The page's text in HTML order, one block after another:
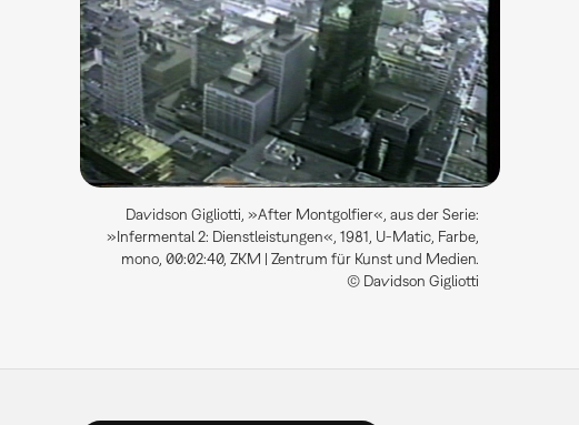
Davidson Gigliotti, »After Montgolfier«, aus der Serie:
»Infermental 2: Dienstleistungen«, 1981, U-Matic, Farbe,
mono, 00:02:40, ZKM | Zentrum für Kunst und Medien.
© Davidson Gigliotti